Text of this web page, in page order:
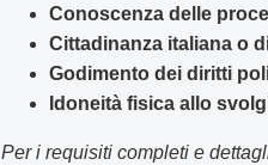
Conoscenza delle
Cittadinanza italiana o
Godimento dei diritti
Idoneità fisica allo
Per i requisiti completi e